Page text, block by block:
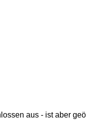
aus - ist aber